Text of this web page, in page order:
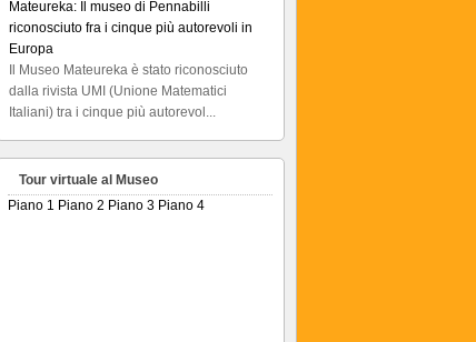
Mateureka: Il museo di Pennabilli
riconosciuto fra i cinque più autorevoli in
Europa
Il Museo Mateureka è stato riconosciuto
dalla rivista UMI (Unione Matematici
Italiani) tra i cinque più autorevol...
Articolo RiminiIn...
Tour virtuale al Museo
Piano 1 Piano 2 Piano 3 Piano 4